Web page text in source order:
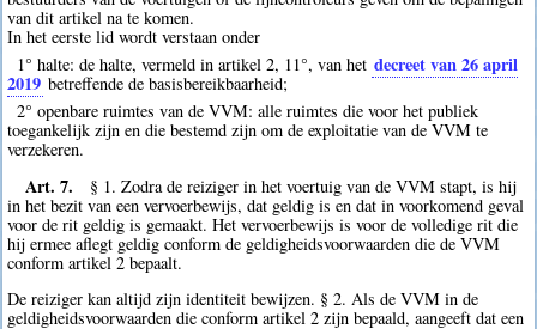
van dit artikel na te komen.
In het eerste lid wordt verstaan onder
1° halte: de halte, vermeld in artikel 2, 11°, van het decreet van 26 april
2019 betreffende de basisbereikbaarheid;
2° openbare ruimtes van de VVM: alle ruimtes die voor het publiek
toegankelijk zijn en die bestemd zijn om de exploitatie van de VVM te
verzekeren.
Art. 7.
§ 1. Zodra de reiziger in het voertuig van de VVM stapt, is hij
in het bezit van een vervoerbewijs, dat geldig is en dat in voorkomend geval
voor de rit geldig is gemaakt. Het vervoerbewijs is voor de volledige rit die
hij ermee aflegt geldig conform de geldigheidsvoorwaarden die de VVM
conform artikel 2 bepaalt.
De reiziger kan altijd zijn identiteit bewijzen. § 2. Als de VVM in de
geldigheidsvoorwaarden die conform artikel 2 zijn bepaald, aangeeft dat een